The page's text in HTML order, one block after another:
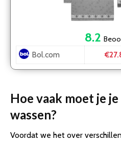
8.2
Bol.com
Hoe vaak moet je
wassen?
Voordat we het over